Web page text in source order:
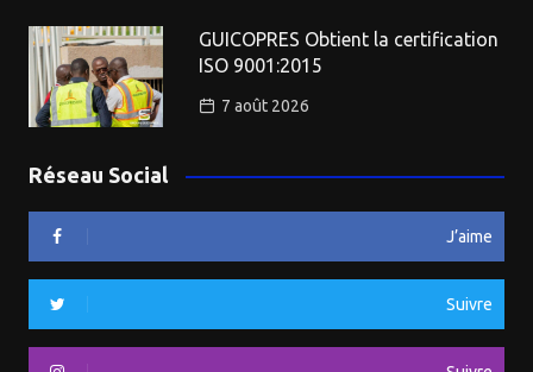
GUICOPRES Obtient la certification
ISO 9001:2015
7 août 2026
Réseau Social
J’aime
Suivre